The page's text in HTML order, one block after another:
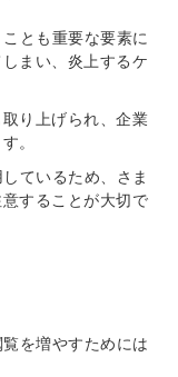
とも重要な要素に
まい、炎上するケ
り上げられ、企業
。
ているため、さま
することが大切で
を増やすためには